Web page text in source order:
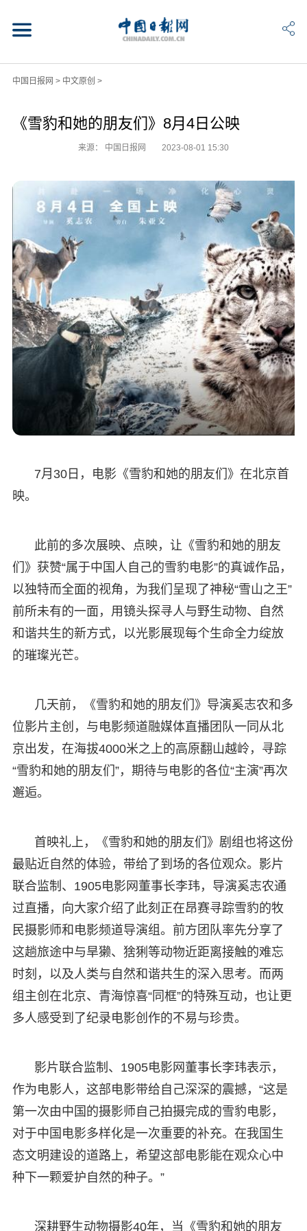
中国日报网 > 中文原创 >
《雪豹和她的朋友们》8月4日公映
来源： 中国日报网 2023-08-01 15:30
7月30日，电影《雪豹和她的朋友们》在北京首
映。
此前的多次展映、点映，让《雪豹和她的朋友
们》获赞“属于中国人自己的雪豹电影”的真诚作品，
以独特而全面的视角，为我们呈现了神秘“雪山之王”
前所未有的一面，用镜头探寻人与野生动物、自然
和谐共生的新方式，以光影展现每个生命全力绽放
的璀璨光芒。
几天前，《雪豹和她的朋友们》导演奚志农和多
位影片主创，与电影频道融媒体直播团队一同从北
京出发，在海拔4000米之上的高原翻山越岭，寻踪
“雪豹和她的朋友们”，期待与电影的各位“主演”再次
邂逅。
首映礼上，《雪豹和她的朋友们》剧组也将这份
最贴近自然的体验，带给了到场的各位观众。影片
联合监制、1905电影网董事长李玮，导演奚志农通
过直播，向大家介绍了此刻正在昂赛寻踪雪豹的牧
民摄影师和电影频道导演组。前方团队率先分享了
这趟旅途中与旱獭、猞猁等动物近距离接触的难忘
时刻，以及人类与自然和谐共生的深入思考。而两
组主创在北京、青海惊喜“同框”的特殊互动，也让更
多人感受到了纪录电影创作的不易与珍贵。
影片联合监制、1905电影网董事长李玮表示，
作为电影人，这部电影带给自己深深的震撼，“这是
第一次由中国的摄影师自己拍摄完成的雪豹电影，
对于中国电影多样化是一次重要的补充。在我国生
态文明建设的道路上，希望这部电影能在观众心中
种下一颗爱护自然的种子。”
深耕野生动物摄影40年，当《雪豹和她的朋友